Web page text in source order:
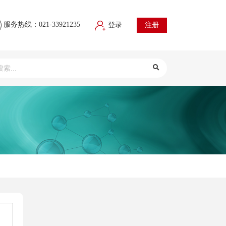
服务热线：021-33921235 登录 注册